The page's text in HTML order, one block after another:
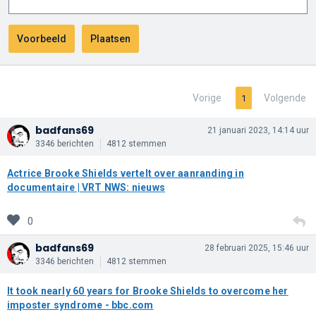
Vorige 1 Volgende
badfans69
3346 berichten 4812 stemmen
21 januari 2023, 14:14 uur
Actrice Brooke Shields vertelt over aanranding in
documentaire | VRT NWS: nieuws
0
badfans69
3346 berichten 4812 stemmen
28 februari 2025, 15:46 uur
It took nearly 60 years for Brooke Shields to overcome her
imposter syndrome - bbc.com